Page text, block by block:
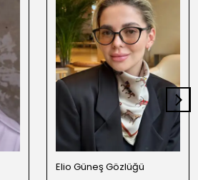
Elio Güneş Gözlüğü